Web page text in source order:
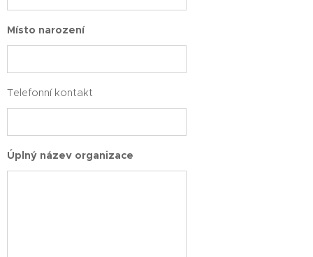
Místo narození
Telefonní kontakt
Úplný název organizace